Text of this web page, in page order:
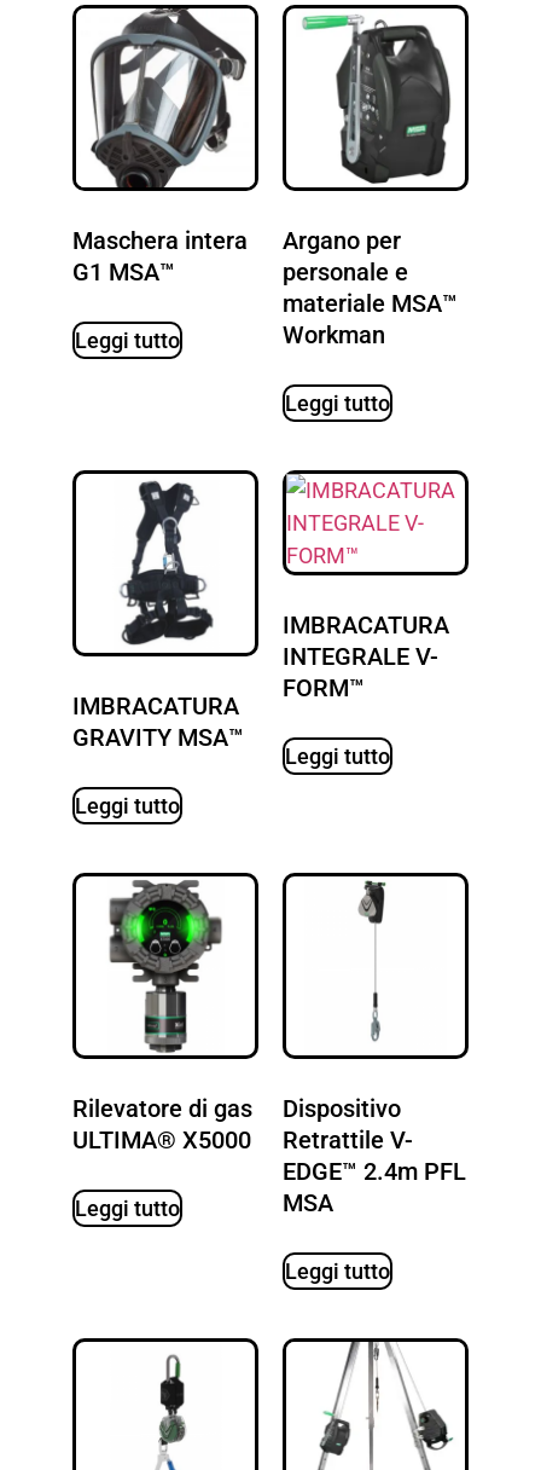
Maschera intera
G1 MSA™
Leggi tutto
Argano per
personale e
materiale MSA™
Workman
Leggi tutto
IMBRACATURA
GRAVITY MSA™
Leggi tutto
IMBRACATURA
INTEGRALE V-
FORM™
Leggi tutto
Rilevatore di gas
ULTIMA® X5000
Leggi tutto
Dispositivo
Retrattile V-
EDGE™ 2.4m PFL
MSA
Leggi tutto